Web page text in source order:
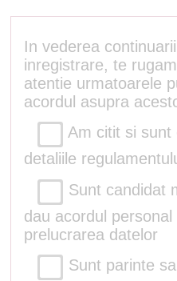
In vederea
inregistrare, te
atentie urmatoarele
acordul asupra
Am citit si sunt
detaliile
Sunt candidat
dau acordul
prelucrarea datelor
Sunt parinte